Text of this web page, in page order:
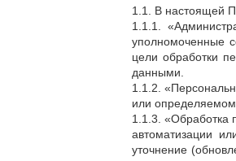
1.1. В настоящей
1.1.1.
уполномоченные
цели обработки
данными.
1.1.2.
или
1.1.3. «Обработка
автоматизации
уточнение